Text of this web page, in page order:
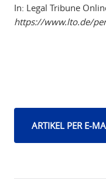
In: Legal Tribune
https://www.lto.de/
ARTIKEL PER E-